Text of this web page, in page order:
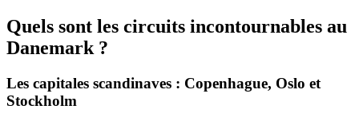
Quels sont les circuits incontournables au
Danemark ?
Les capitales scandinaves : Copenhague, Oslo et
Stockholm